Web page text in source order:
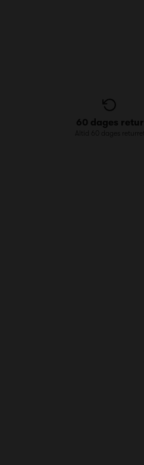
60 dages retur
Altid 60 dages returret